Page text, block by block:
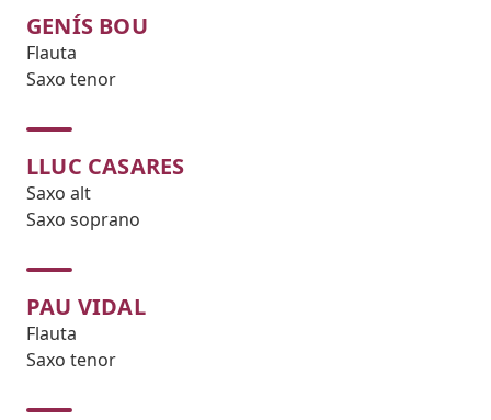
GENÍS BOU
Flauta
Saxo tenor
LLUC CASARES
Saxo alt
Saxo soprano
PAU VIDAL
Flauta
Saxo tenor